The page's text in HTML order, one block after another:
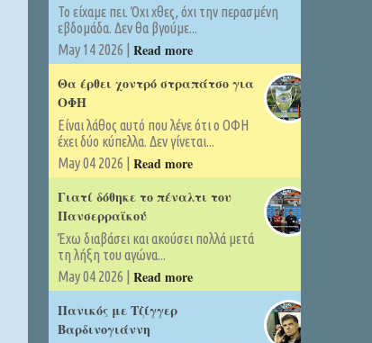
Το είχαμε πει. Όχι χθες, όχι την περασμένη
εβδομάδα. Δεν θα βγούμε...
May 14 2026 | Read more
Θα έρθει χοντρό στραπάτσο για
ΟΦΗ
Είναι λάθος αυτό που λένε ότι ο ΟΦΗ
έχει δύο κύπελλα. Δεν γίνεται...
May 04 2026 | Read more
Γιατί δόθηκε το πέναλτι του
Πανσερραϊκού
Έχω διαβάσει και ακούσει πολλά μετά
τη λήξη του αγώνα...
May 04 2026 | Read more
Πανικός με Τζίγγερ
Βαρδινογιάννη